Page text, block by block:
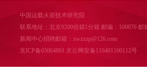
中国运载火箭技术研究院
联系地址：北京9200信箱1分箱 邮编：100076 邮
新闻中心招聘邮箱：xwzxzp@126.com
京ICP备05064801 京公网安备110401100112号